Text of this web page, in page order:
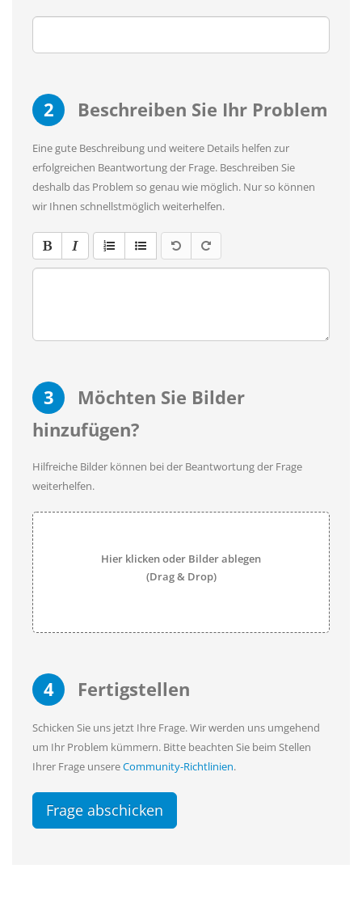
2 Beschreiben Sie Ihr Problem
Eine gute Beschreibung und weitere Details helfen zur
erfolgreichen Beantwortung der Frage. Beschreiben Sie
deshalb das Problem so genau wie möglich. Nur so können
wir Ihnen schnellstmöglich weiterhelfen.
3
Möchten Sie Bilder
hinzufügen?
Hilfreiche Bilder können bei der Beantwortung der Frage
weiterhelfen.
Hier klicken oder Bilder ablegen
(Drag & Drop)
4 Fertigstellen
Schicken Sie uns jetzt Ihre Frage. Wir werden uns umgehend
um Ihr Problem kümmern. Bitte beachten Sie beim Stellen
Ihrer Frage unsereCommunity-Richtlinien.
Frage abschicken